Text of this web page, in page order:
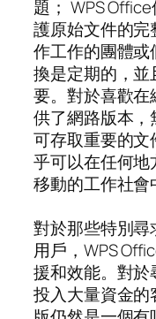
題； WPS
護原始文件的
作工作的團體
換是定期的，
要。對於喜歡在
供了網路版本
可存取重要的
乎可以在任何
移動的工作社會
對於那些特別
用戶，WPS
援和效能。對
投入大量資金的